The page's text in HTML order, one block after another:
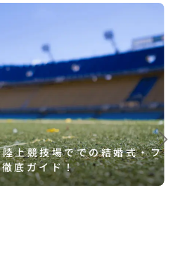
上競技場ででの結婚式・フ
底ガイド！